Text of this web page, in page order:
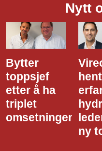
Nytt
Vireon
henter
erfaren
hydrogen-
leder som
etter
den
i